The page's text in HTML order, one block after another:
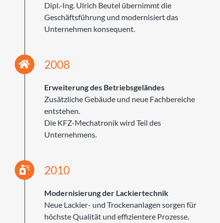
Dipl.-Ing. Ulrich Beutel übernimmt die
Geschäftsführung und modernisiert das
Unternehmen konsequent.
2008
Erweiterung des Betriebsgeländes
Zusätzliche Gebäude und neue Fachbereiche
entstehen.
Die KFZ-Mechatronik wird Teil des
Unternehmens.
2010
Modernisierung der Lackiertechnik
Neue Lackier- und Trockenanlagen sorgen für
höchste Qualität und effizientere Prozesse.